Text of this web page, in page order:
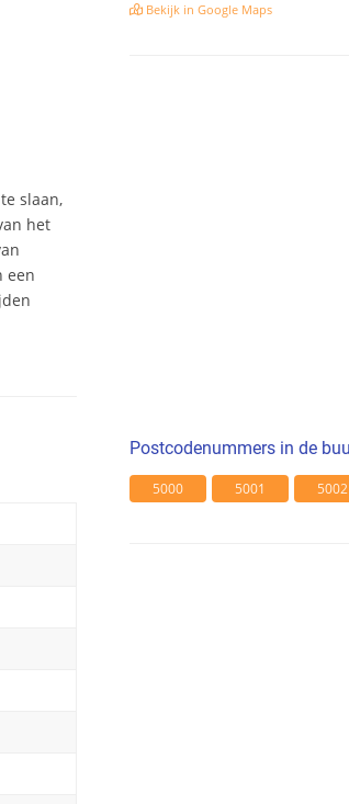
slaan,
het
een
Bekijk in Google Maps
Postcodenummers in de
5000 5001 5002